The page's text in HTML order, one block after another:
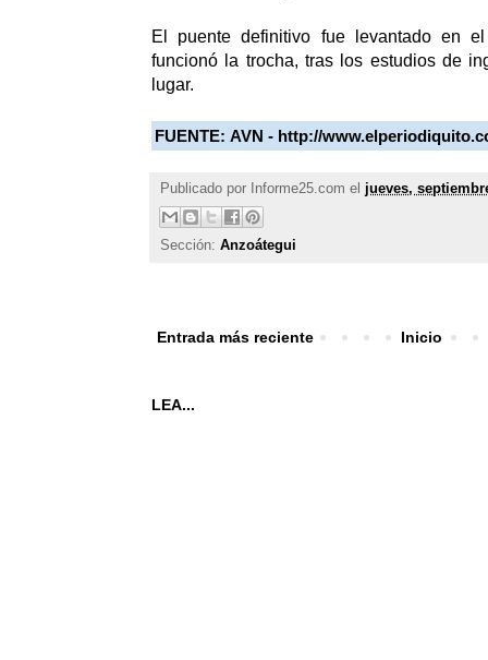
El puente definitivo fue levantado en
funcionó la trocha, tras los estudios de
lugar.
FUENTE: AVN - http://
Publicado por Informe25.com el jueves,
Sección: Anzoátegui
Entrada más reciente Inicio
LEA...